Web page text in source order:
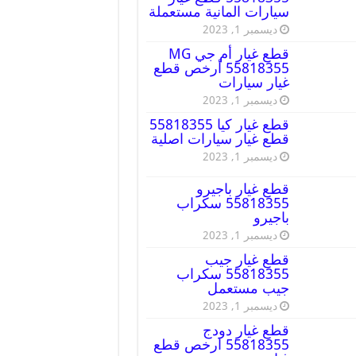
سيارات المانية مستعملة
ديسمبر 1, 2023
قطع غيار أم جي MG
55818355 أرخص قطع
غيار سيارات
ديسمبر 1, 2023
قطع غيار كيا 55818355
قطع غيار سيارات اصلية
ديسمبر 1, 2023
قطع غيار باجيرو
55818355 سكراب
باجيرو
ديسمبر 1, 2023
قطع غيار جيب
55818355 سكراب
جيب مستعمل
ديسمبر 1, 2023
قطع غيار دودج
55818355 ارخص قطع